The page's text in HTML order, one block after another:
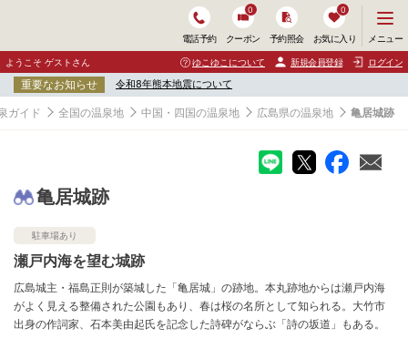
電話予約 クーポン
0
予約照会 お気に入り
0
ニ
ュ
ー
開
く
メニュー
ようこそ ゲストさん ゆこゆこについて 新規会員登録 ログイン
重要なお知らせ 令和8年熊本地震について
ガイド 全国の温泉地 中国・四国の温泉地 広島県の温泉地 亀居城跡
亀居城跡
駐車場あり
瀬戸内海を望む城跡
広島城主・福島正則が築城した「亀居城」の跡地。本丸跡地からは瀬戸内海
がよく見える整備された公園もあり、春は桜の名所として知られる。大竹市
出身の作詞家、石本美由起氏を記念した詩碑がならぶ「詩の坂道」もある。